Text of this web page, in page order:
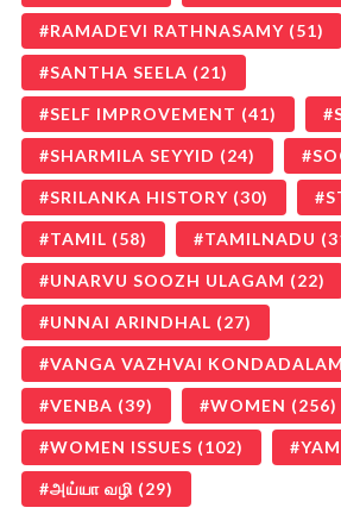
RAMADEVI RATHNASAMY (51)
SANTHA SEELA (21)
SELF IMPROVEMENT (41)
SHARMILA SEYYID (24)
SRILANKA HISTORY (30)
TAMIL (58) TAMILNADU
UNARVU SOOZH ULAGAM (22)
UNNAI ARINDHAL (27)
VANGA VAZHVAI KONDADALAM
VENBA (39) WOMEN (256)
WOMEN ISSUES (102)
அய்யா வழி (29)